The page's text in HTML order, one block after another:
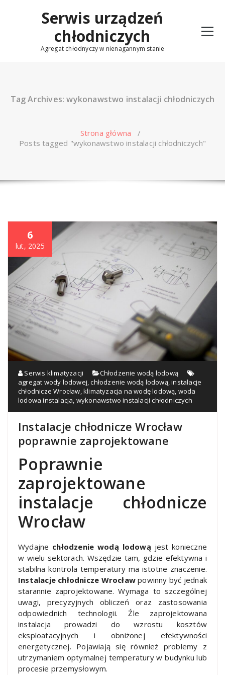
Serwis urządzeń
chłodniczych
Agregat chłodnyczy w nienagannym stanie
Tag Archives: wykonawstwo instalacji chłodniczych
Strona główna /
Posts tagged "wykonawstwo instalacji chłodniczych"
6
lut, 2025
Serwis klimatyzacji
Chłodzenie wodą lodową
agregat wody lodowej,chłodzenie wodą lodową,instalacje
chłodnicze Wrocław,klimatyzacja na wodę lodową, woda
lodowa instalacja, wykonawstwo instalacji chłodniczych
Instalacje chłodnicze Wrocław
poprawnie zaprojektowane
Poprawnie
zaprojektowane
instalacje chłodnicze
Wrocław
Wydajne chłodzenie wodą lodową jest konieczne
w wielu sektorach. Wszędzie tam, gdzie efektywna i
stabilna kontrola temperatury ma istotne znaczenie.
Instalacje chłodnicze Wrocławpowinny być jednak
starannie zaprojektowane. Wymaga to szczególnej
uwagi, precyzyjnych obliczeń oraz zastosowania
odpowiednich technologii. Źle zaprojektowana
instalacja prowadzi do wzrostu kosztów
eksploatacyjnych i obniżonej efektywności
energetycznej. Pojawiają się również problemy z
utrzymaniem optymalnej temperatury w budynku lub
procesie przemysłowym.